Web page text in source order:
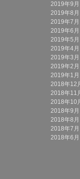
2019年9月
2019年8月
2019年7月
2019年6月
2019年5月
2019年4月
2019年3月
2019年2月
2019年1月
2018年12
2018年11
2018年10
2018年9月
2018年8月
2018年7月
2018年6月